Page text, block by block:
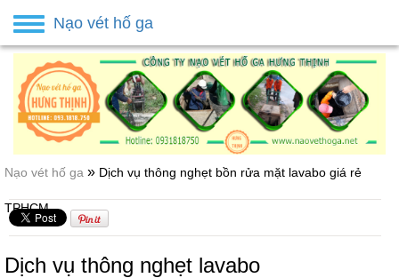
Nạo vét hố ga » Dịch vụ thông nghẹt bồn rửa mặt lavabo giá rẻ
TPHCM
Dịch vụ thông nghẹt lavabo
Toggle
navigation
Nạo vét hố ga